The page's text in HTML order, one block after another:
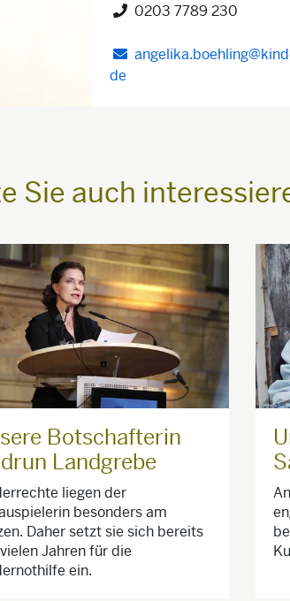
Telefon")
0203 7789 230
de
Sie auch
Botschafterin
Landgrebe
liegen der
besonders am
Daher setzt sie sich bereits
Jahren für die
ein.